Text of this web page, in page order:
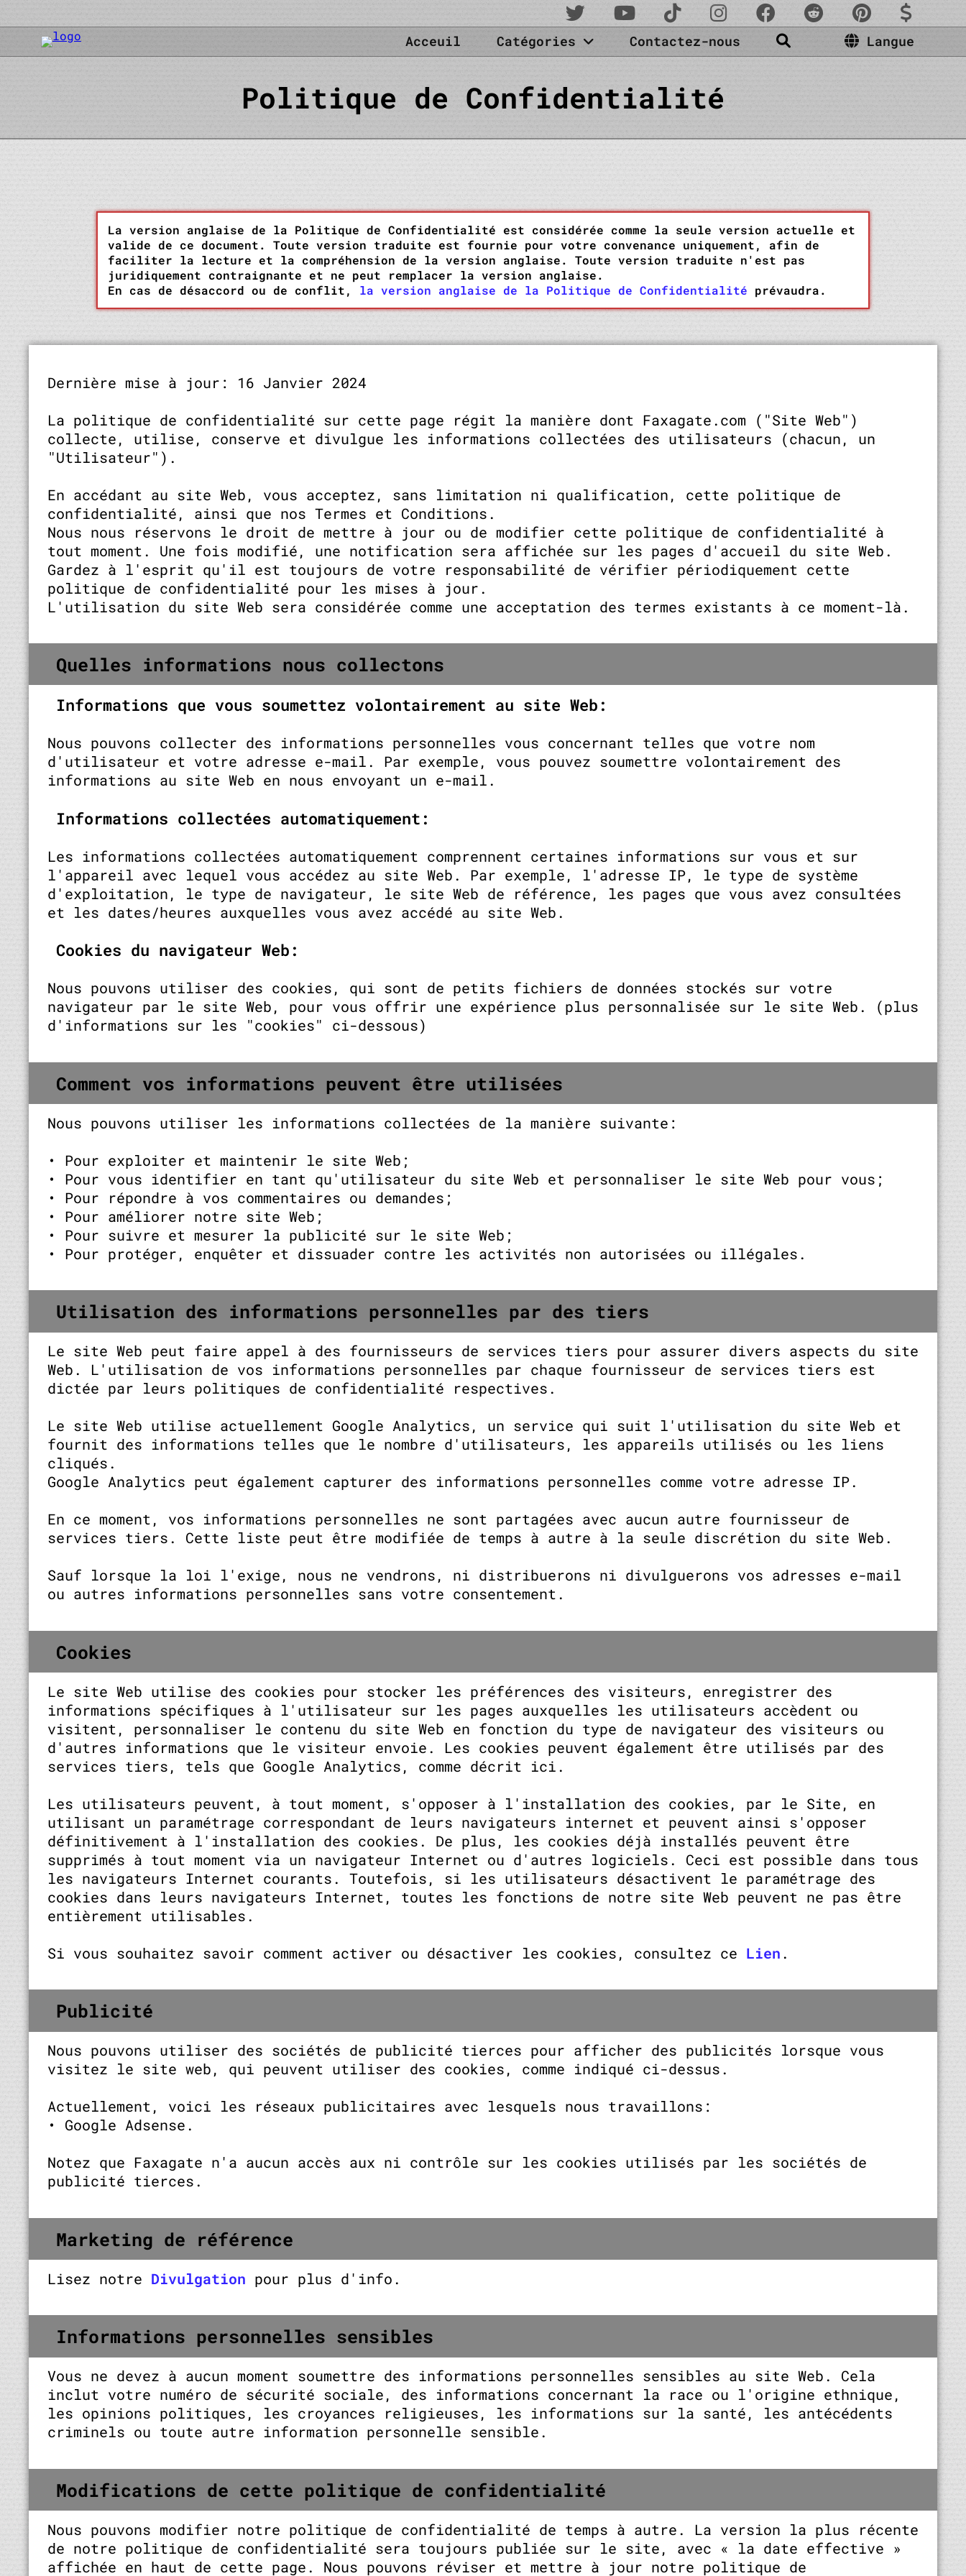
Acceuil Catégories Contactez-nous Langue
Politique de Confidentialité
La version anglaise de la Politique de Confidentialité est considérée comme la seule version actuelle et
valide de ce document. Toute version traduite est fournie pour votre convenance uniquement, afin de
faciliter la lecture et la compréhension de la version anglaise. Toute version traduite n'est pas
juridiquement contraignante et ne peut remplacer la version anglaise.
En cas de désaccord ou de conflit, la version anglaise de la Politique de Confidentialité prévaudra.
Dernière mise à jour: 16 Janvier 2024
La politique de confidentialité sur cette page régit la manière dont Faxagate.com ("Site Web")
collecte, utilise, conserve et divulgue les informations collectées des utilisateurs (chacun, un
"Utilisateur").
En accédant au site Web, vous acceptez, sans limitation ni qualification, cette politique de
confidentialité, ainsi que nos Termes et Conditions.
Nous nous réservons le droit de mettre à jour ou de modifier cette politique de confidentialité à
tout moment. Une fois modifié, une notification sera affichée sur les pages d'accueil du site Web.
Gardez à l'esprit qu'il est toujours de votre responsabilité de vérifier périodiquement cette
politique de confidentialité pour les mises à jour.
L'utilisation du site Web sera considérée comme une acceptation des termes existants à ce moment-là.
Quelles informations nous collectons
Informations que vous soumettez volontairement au site Web:
Nous pouvons collecter des informations personnelles vous concernant telles que votre nom
d'utilisateur et votre adresse e-mail. Par exemple, vous pouvez soumettre volontairement des
informations au site Web en nous envoyant un e-mail.
Informations collectées automatiquement:
Les informations collectées automatiquement comprennent certaines informations sur vous et sur
l'appareil avec lequel vous accédez au site Web. Par exemple, l'adresse IP, le type de système
d'exploitation, le type de navigateur, le site Web de référence, les pages que vous avez consultées
et les dates/heures auxquelles vous avez accédé au site Web.
Cookies du navigateur Web:
Nous pouvons utiliser des cookies, qui sont de petits fichiers de données stockés sur votre
navigateur par le site Web, pour vous offrir une expérience plus personnalisée sur le site Web. (plus
d'informations sur les "cookies" ci-dessous)
Comment vos informations peuvent être utilisées
Nous pouvons utiliser les informations collectées de la manière suivante:
• Pour exploiter et maintenir le site Web;
• Pour vous identifier en tant qu'utilisateur du site Web et personnaliser le site Web pour vous;
• Pour répondre à vos commentaires ou demandes;
• Pour améliorer notre site Web;
• Pour suivre et mesurer la publicité sur le site Web;
• Pour protéger, enquêter et dissuader contre les activités non autorisées ou illégales.
Utilisation des informations personnelles par des tiers
Le site Web peut faire appel à des fournisseurs de services tiers pour assurer divers aspects du site
Web. L'utilisation de vos informations personnelles par chaque fournisseur de services tiers est
dictée par leurs politiques de confidentialité respectives.
Le site Web utilise actuellement Google Analytics, un service qui suit l'utilisation du site Web et
fournit des informations telles que le nombre d'utilisateurs, les appareils utilisés ou les liens
cliqués.
Google Analytics peut également capturer des informations personnelles comme votre adresse IP.
En ce moment, vos informations personnelles ne sont partagées avec aucun autre fournisseur de
services tiers. Cette liste peut être modifiée de temps à autre à la seule discrétion du site Web.
Sauf lorsque la loi l'exige, nous ne vendrons, ni distribuerons ni divulguerons vos adresses e-mail
ou autres informations personnelles sans votre consentement.
Cookies
Le site Web utilise des cookies pour stocker les préférences des visiteurs, enregistrer des
informations spécifiques à l'utilisateur sur les pages auxquelles les utilisateurs accèdent ou
visitent, personnaliser le contenu du site Web en fonction du type de navigateur des visiteurs ou
d'autres informations que le visiteur envoie. Les cookies peuvent également être utilisés par des
services tiers, tels que Google Analytics, comme décrit ici.
Les utilisateurs peuvent, à tout moment, s'opposer à l'installation des cookies, par le Site, en
utilisant un paramétrage correspondant de leurs navigateurs internet et peuvent ainsi s'opposer
définitivement à l'installation des cookies. De plus, les cookies déjà installés peuvent être
supprimés à tout moment via un navigateur Internet ou d'autres logiciels. Ceci est possible dans tous
les navigateurs Internet courants. Toutefois, si les utilisateurs désactivent le paramétrage des
cookies dans leurs navigateurs Internet, toutes les fonctions de notre site Web peuvent ne pas être
entièrement utilisables.
Si vous souhaitez savoir comment activer ou désactiver les cookies, consultez ce Lien .
Publicité
Nous pouvons utiliser des sociétés de publicité tierces pour afficher des publicités lorsque vous
visitez le site web, qui peuvent utiliser des cookies, comme indiqué ci-dessus.
Actuellement, voici les réseaux publicitaires avec lesquels nous travaillons:
• Google Adsense.
Notez que Faxagate n'a aucun accès aux ni contrôle sur les cookies utilisés par les sociétés de
publicité tierces.
Marketing de référence
Lisez notre Divulgation pour plus d'info.
Informations personnelles sensibles
Vous ne devez à aucun moment soumettre des informations personnelles sensibles au site Web. Cela
inclut votre numéro de sécurité sociale, des informations concernant la race ou l'origine ethnique,
les opinions politiques, les croyances religieuses, les informations sur la santé, les antécédents
criminels ou toute autre information personnelle sensible.
Modifications de cette politique de confidentialité
Nous pouvons modifier notre politique de confidentialité de temps à autre. La version la plus récente
de notre politique de confidentialité sera toujours publiée sur le site, avec « la date effective »
affichée en haut de cette page. Nous pouvons réviser et mettre à jour notre politique de